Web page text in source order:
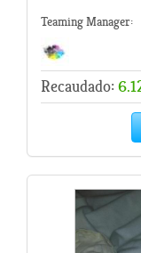
Teaming Manager:
Recaudado: